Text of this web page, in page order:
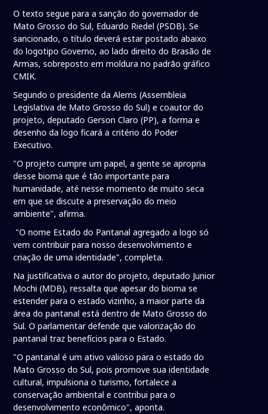
O texto segue para a sanção do governador de
Mato Grosso do Sul, Eduardo Riedel (PSDB). Se
sancionado, o título deverá estar postado abaixo
do logotipo Governo, ao lado direito do Brasão de
Armas, sobreposto em moldura no padrão gráfico
CMIK.
Segundo o presidente da Alems (Assembleia
Legislativa de Mato Grosso do Sul) e coautor do
projeto, deputado Gerson Claro (PP), a forma e
desenho da logo ficará a critério do Poder
Executivo.
"O projeto cumpre um papel, a gente se apropria
desse bioma que é tão importante para
humanidade, até nesse momento de muito seca
em que se discute a preservação do meio
ambiente", afirma.
"O nome Estado do Pantanal agregado a logo só
vem contribuir para nosso desenvolvimento e
criação de uma identidade", completa.
Na justificativa o autor do projeto, deputado Junior
Mochi (MDB), ressalta que apesar do bioma se
estender para o estado vizinho, a maior parte da
área do pantanal está dentro de Mato Grosso do
Sul. O parlamentar defende que valorização do
pantanal traz benefícios para o Estado.
"O pantanal é um ativo valioso para o estado do
Mato Grosso do Sul, pois promove sua identidade
cultural, impulsiona o turismo, fortalece a
conservação ambiental e contribui para o
desenvolvimento econômico", aponta.